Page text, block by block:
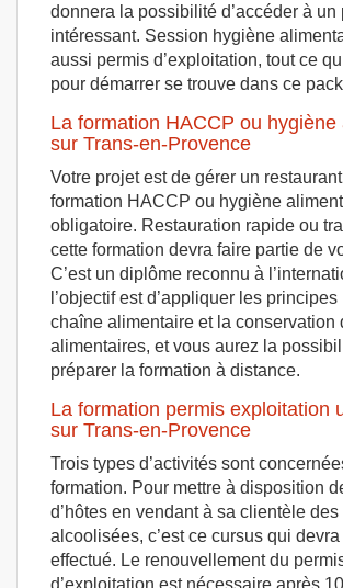
donnera la possibilité d’accéder à un
intéressant. Session hygiène
aussi permis d’exploitation, tout ce
pour démarrer se trouve dans ce
La formation HACCP ou hygiène
sur Trans-en-Provence
Votre projet est de gérer un
formation HACCP ou hygiène
obligatoire. Restauration rapide ou
cette formation devra faire partie de
C’est un diplôme reconnu à
l’objectif est d’appliquer les
chaîne alimentaire et la conservation
alimentaires, et vous aurez la
préparer la formation à distance.
La formation permis exploitation
sur Trans-en-Provence
Trois types d’activités sont
formation. Pour mettre à disposition
d’hôtes en vendant à sa clientèle
alcoolisées, c’est ce cursus qui devra
effectué. Le renouvellement du
d’exploitation est nécessaire après